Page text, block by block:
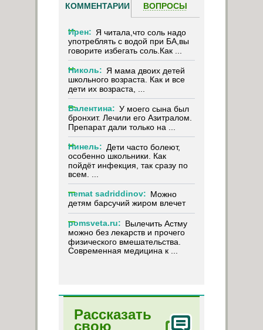
КОММЕНТАРИИ ВОПРОСЫ
Ирен: Я читала,что соль надо
употреблять с водой при БА,вы
говорите избегать соль.Как ...
Николь: Я мама двоих детей
школьного возраста. Как и все
дети их возраста, ...
Валентина: У моего сына был
бронхит. Лечили его Азитралом.
Препарат дали только на ...
Нинель: Дети часто болеют,
особенно школьники. Как
пойдёт инфекция, так сразу по
всем. ...
nemat sadriddinov: Можно
детям барсучий жиром влечет
pomsveta.ru: Вылечить Астму
можно без лекарств и прочего
физического вмешательства.
Современная медицина к ...
Рассказать
свою